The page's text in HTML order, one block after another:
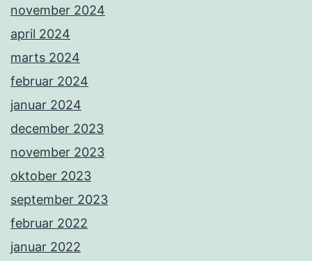
november 2024
april 2024
marts 2024
februar 2024
januar 2024
december 2023
november 2023
oktober 2023
september 2023
februar 2022
januar 2022